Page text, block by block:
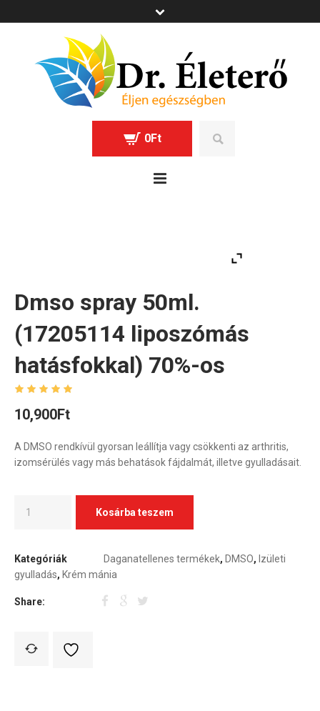
0Ft
Dmso spray 50ml.
(17205114 liposzómás
hatásfokkal) 70%-os
10,900Ft
A DMSO rendkívül gyorsan leállítja vagy csökkenti az arthritis,
izomsérülés vagy más behatások fájdalmát, illetve gyulladásait.
Kosárba teszem
Kategóriák Daganatellenes termékek, DMSO, Izületi
gyulladás, Krém mánia
Share: